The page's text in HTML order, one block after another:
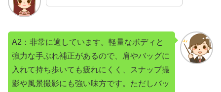
A2：非常に適しています。軽量なボディと
強力な手ぶれ補正があるので、肩やバッグに
入れて持ち歩いても疲れにくく、スナップ撮
影や風景撮影にも強い味方です。ただしバッ